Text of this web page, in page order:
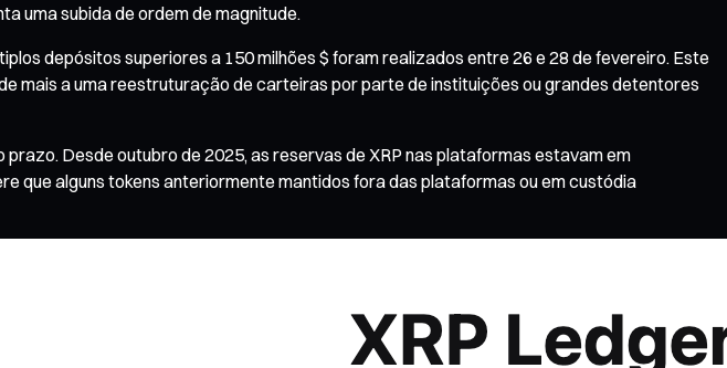
uma subida de ordem de magnitude.
depósitos superiores a 150 milhões $ foram realizados entre 26 e 28 de fevereiro. Este
a uma reestruturação de carteiras por parte de instituições ou grandes detentores
Desde outubro de 2025, as reservas de XRP nas plataformas estavam em
que alguns tokens anteriormente mantidos fora das plataformas ou em custódia